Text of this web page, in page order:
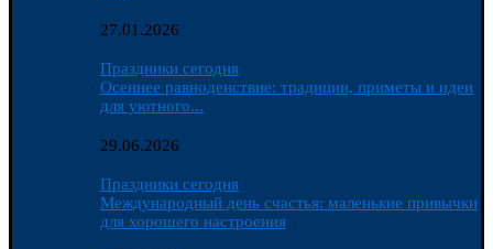
27.01.2026
Праздники сегодня
Осеннее равноденствие: традиции, приметы и идеи
для уютного...
29.06.2026
Праздники сегодня
Международный день счастья: маленькие привычки
для хорошего настроения